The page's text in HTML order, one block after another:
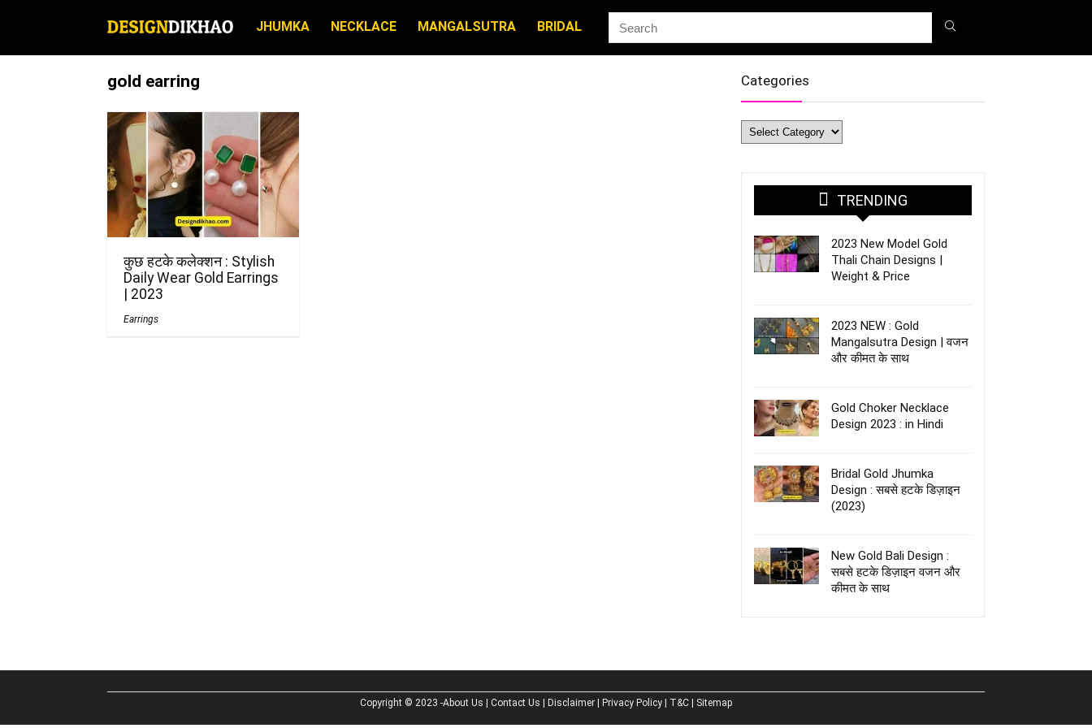
JHUMKA NECKLACE MANGALSUTRA BRIDAL
gold earring
कुछ हटके कलेक्शन : Stylish
Daily Wear Gold Earrings
| 2023
Earrings
Categories
Categories
TRENDING
2023 New Model Gold
Thali Chain Designs |
Weight & Price
2023 NEW : Gold
Mangalsutra Design | वजन
और कीमत के साथ
Gold Choker Necklace
Design 2023 : in Hindi
Bridal Gold Jhumka
Design : सबसे हटके डिज़ाइन
(2023)
New Gold Bali Design :
सबसे हटके डिज़ाइन वजन और
कीमत के साथ
Copyright © 2023 -About Us | Contact Us | Disclaimer | Privacy Policy | T&C | Sitemap